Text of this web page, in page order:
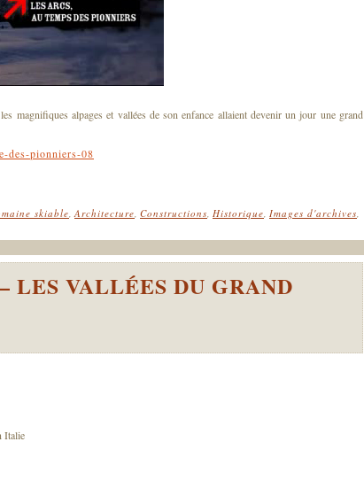
magnifiques alpages et vallées de son enfance allaient devenir un jour une grand
skiable,Architecture, Constructions, Historique, Images d'archives,
LES VALLÉES DU GRAND
Italie